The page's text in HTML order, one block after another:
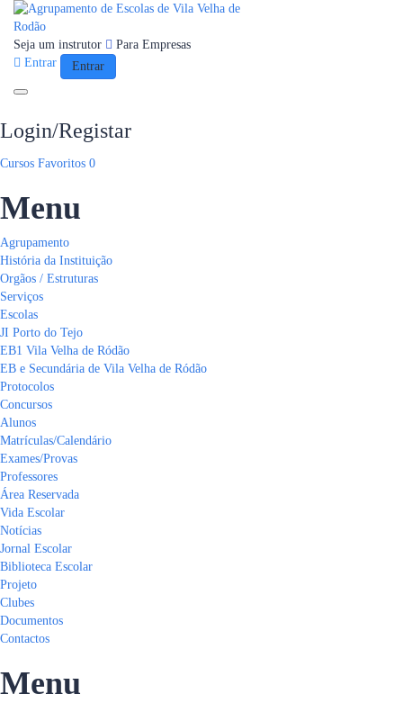
Seja um instrutor
Para Empresas
Entrar
Entrar
Login/Registar
Cursos Favoritos 0
Menu
Agrupamento
História da Instituição
Orgãos / Estruturas
Serviços
Escolas
JI Porto do Tejo
EB1 Vila Velha de Ródão
EB e Secundária de Vila Velha de Ródão
Protocolos
Concursos
Alunos
Matrículas/Calendário
Exames/Provas
Professores
Área Reservada
Vida Escolar
Notícias
Jornal Escolar
Biblioteca Escolar
Projeto
Clubes
Documentos
Contactos
Menu